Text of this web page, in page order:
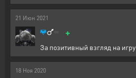
21 Июн 2021
+
За позитивный взгляд на игру
18 Ноя 2020